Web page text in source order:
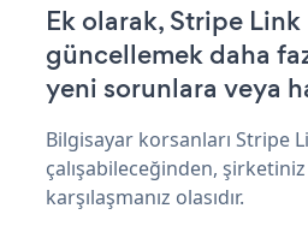
Ek olarak, Stripe
güncellemek daha
yeni sorunlara veya
Bilgisayar korsanları Stripe
çalışabileceğinden,
karşılaşmanız olasıdır.